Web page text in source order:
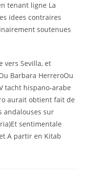
tenant ligne La
idees contraires
soutenues
vers Sevilla, et
Barbara HerreroOu
tacht hispano-arabe
aurait obtient fait de
andalouses sur
sentimentale
A partir en Kitab